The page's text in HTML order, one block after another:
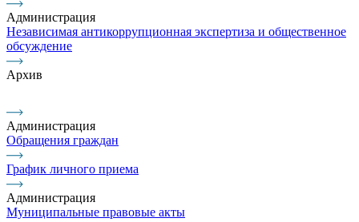
Администрация
Независимая антикоррупционная экспертиза и общественное
обсуждение
Архив
Администрация
Обращения граждан
График личного приема
Администрация
Муниципальные правовые акты